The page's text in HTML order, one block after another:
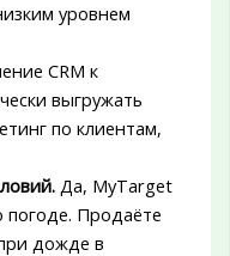
уровнем
CRM к
выгружать
по клиентам,
Да, MyTarget
погоде. Продаёте
дожде в